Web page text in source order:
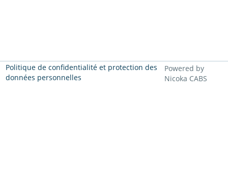
Politique de confidentialité et protection des
données personnelles
Powered by
Nicoka CABS